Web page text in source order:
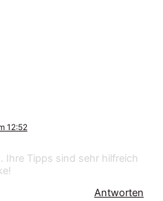
12:52
Ihre Tipps sind sehr hilfreich
Antworten